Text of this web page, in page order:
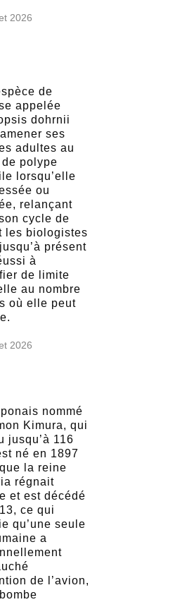
2026
de
appelée
dohrnii
ses
adultes au
polype
lorsqu’elle
ou
relançant
cycle de
les biologistes
présent
à
de limite
au nombre
où elle peut
2026
nommé
Kimura, qui
jusqu’à 116
né en 1897
la reine
régnait
et est décédé
ce qui
qu’une seule
a
de l’avion,